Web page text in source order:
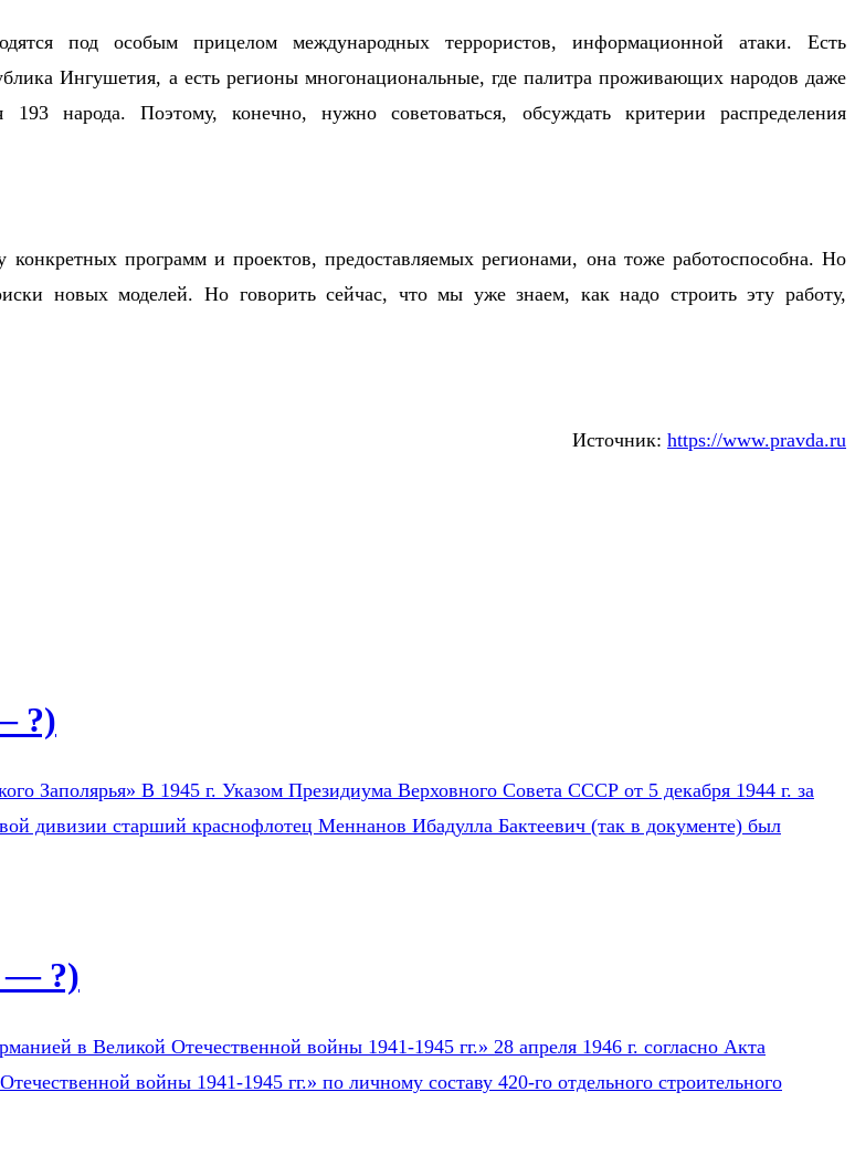
под особым прицелом международных террористов, информационной атаки. Есть
Ингушетия, а есть регионы многонациональные, где палитра проживающих народов даже
народа. Поэтому, конечно, нужно советоваться, обсуждать критерии распределения
программ и проектов, предоставляемых регионами, она тоже работоспособна. Но
новых моделей. Но говорить сейчас, что мы уже знаем, как надо строить эту работу,
Источник: https://www.pravda.ru
?)
Заполярья» В 1945 г. Указом Президиума Верховного Совета СССР от 5 декабря 1944 г. за
дивизии старший краснофлотец Меннанов Ибадулла Бактеевич (так в документе) был
— ?)
в Великой Отечественной войны 1941-1945 гг.» 28 апреля 1946 г. согласно Акта
войны 1941-1945 гг.» по личному составу 420-го отдельного строительного